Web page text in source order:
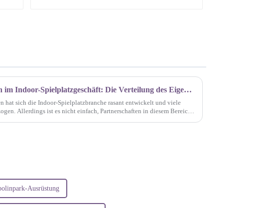
Partnerschaften im Indoor-Spielplatzgeschäft: Die Verteilung des Eigenkapitals ist entscheidend
hat sich die Indoor-Spielplatzbranche rasant entwickelt und viele
Allerdings ist es nicht einfach, Partnerschaften in diesem Bereich
Ausrüstung